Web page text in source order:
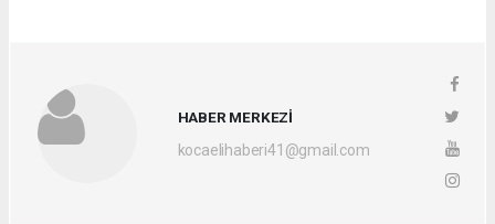
HABER MERKEZİ
kocaelihaberi41@gmail.com